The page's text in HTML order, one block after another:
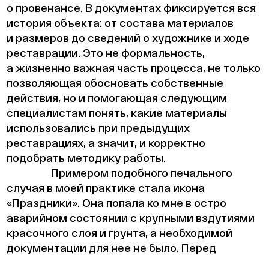
о провенансе. В документах фиксируется вся
история объекта: от состава материалов
и размеров до сведений о художнике и ходе
реставрации. Это не формальность,
а жизненно важная часть процесса, не только
позволяющая обосновать собственные
действия, но и помогающая следующим
специалистам понять, какие материалы
использовались при предыдущих
реставрациях, а значит, и корректно
подобрать методику работы.
Примером подобного печального
случая в моей практике стала икона
«Праздники». Она попала ко мне в остро
аварийном состоянии с крупными вздутиями
красочного слоя и грунта, а необходимой
документации для нее не было. Перед